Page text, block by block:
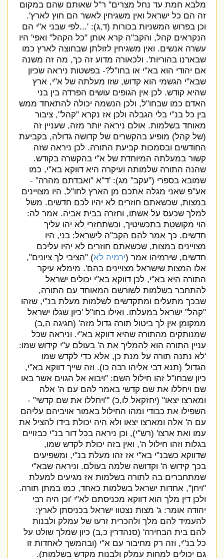
מלבא חמת עד נחל מצרים"ר" ל שאותם שהם במקום
זה הם כל ישראל ואין משגיחין לאשר הם חוץ לארץ'.
וכן בפרוש המשניות בכורות(ד ,ג): '...לפי שבני א "י הם
הנקראים קהל,והקב"ה קרא אותן"כל הקהל"ואפי'היו
עשרה אנשים.ואין משגיחין לזולתן שבחוצה לארץ כמו
שבארנו בהוריות'.ולכאורה מדוע זה כך,מה זה משנה
אם יהודי הוא בא"י או בחו"ל?-בפשטות ניראה שכיון
שבא"י הגשמי הוא קדוש,שזו מעלתה של א "י,ארץ
שהיא קודש.לכן אין הגופים עושים הפרדה בין בני
האדם כמו שבחו"ל,ולכן הנשמה יכולה להתאחד ממש
בין כל בנ"י בלי הגבלה ולכן אז נקרא"קהל",ציבור
מאוחד בשלמות.אולם ניראה יותר מזה,שעניין זה
של קהל)מופיע בהקשרים של קדושה גדולה,בקביעת
החודשים ובסמכות קביעת התורה.לכן ניראה שזה
קשור במעלתה המיוחדת של א "י בהקשרה בקודש.
שהנה התורה שלמותה ועיקרה היא דווקא בא"י,כמו
שמובא בספרי(" עקב"מג): 'ד "א"ואבדתם מהרה"
-
אע"פ שאני מגלה אתכם מן הארץ לחו"ל,היו מצויינים
במצות, שכשאתם חוזרים לא יהיו לכם חדשים.משל
למלך שכעס על אשתו,וחזרה בבית אביה.אמר לה:
הוי מקושטת בתכשיטיך,וכשתחזרי לא יהו עליך
חדשים.כך אמר להם הקב"ה לישראל:בני,היו
מצויינים במצות,שכשאתם חוזרים לא יהיו עליכם
חדשים,שירמיהו אמר(ירמיה לא) "הציבי לך ציונים",
אלו המצות שישראל מצויינים בהם'.מימלא עיקר
התורה היא בא"י,לכן דווקא בא"י יכולים ישראל
להתחבר בשלמות לשורשם המאוחד עם התורה,
שבכך מתעלים ומתקדשים לשלמות מעלת בנ"י,שזהו
קהל"ישראל במעלתו.ואילו בחו"ל'כיון שגלו ישראל
ממקומן אין לך ביטול תורה גדול מזה' (חגיגה ה ב)
שמנותקים מהתורה שהיא דווקא בא"י.וניראה שכל
עניין התורה הוא להמליך את ה 'בעולם ע י קידוש שמו:
לא נתנה תורה על מנת כן ,אלא כדי לקדש שמו
הגדול' (תנא דבי אליהו רבה כו ).וזה שייך דווקא בא"י,
כיון שבחו"ל זהו חילול השם: "ויבוא אל הגוים אשר באו
שם ויחללו את שם קדשי באמר להם עם ה 'אלה
ומארצו יצאו" (יחזקאל לו ,כ) '
" ויחללו את שם קדשי" -
השפילו את כבודי ומהו החילול באמור אויביהם עליהם
עם ה 'אלה ומארצו יצאו ולא היה יכולת בידו להציל את
עמו ואת ארצו' (רש"י),וכן ניראה בכל דור בנ"י כבזויים
בגלות וזהו חילול ה ',ואין בזה יכולת לקדש שמו,
שדווקא כשבנ"י בא"י אז זהו מעלת בנ"י,ומשפיעים
בכך קידוש ה 'וקדושה שלמה בעולם.וניראה שבא"י
שמתחברים בה לתורה בשלמות אז מגיעים למעלת
ויחן",אחדות ישראל בשלמות כאחד,כמו במתן תורה.
ולכן דין מלך הוא דווקא מכניסתם לא"י'וכן היה רבי
יהודה אומר:ג' מצות נצטוו ישראל בכניסתן לארץ:
להעמיד להם מלך ולהכרית זרעו של עמלק ולבנות
להם בית הבחירה' (סנהדרין כ ב)כיון שמלך שולט על
כל בנ"י,וזה רק מחיבור עם א "י(ובהמשך לאחדות זו
גם יכולים למחות עמלק ולבנות מקדש בשלמות).